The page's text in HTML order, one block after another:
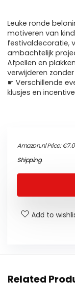
Leuke ronde
motiveren van
festivaldecoratie,
ambachtelijk
Afpellen en
verwijderen
☛ Verschillende
klusjes en
Amazon.nl Price:€
Shipping.
Add to
Related